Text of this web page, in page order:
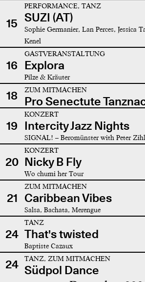
15
PERFORMANCE, TANZ
SUZI (AT)
Sophie Germanier, Lan Perces, Jessica
Kenel
16
GASTVERANSTALTUNG
Explora
Pilze & Kräuter
18 ZUM MITMACHEN
Pro Senectute
19
KONZERT
Intercity Jazz Nights
SIGNAL! – Beromünster with Peter
20
KONZERT
Nicky B Fly
Wo chumi her Tour
21
ZUM MITMACHEN
Caribbean Vibes
Salsa, Bachata, Merengue
24
TANZ
That's twisted
Baptiste Cazaux
24 TANZ, ZUM MITMACHEN
Südpol Dance